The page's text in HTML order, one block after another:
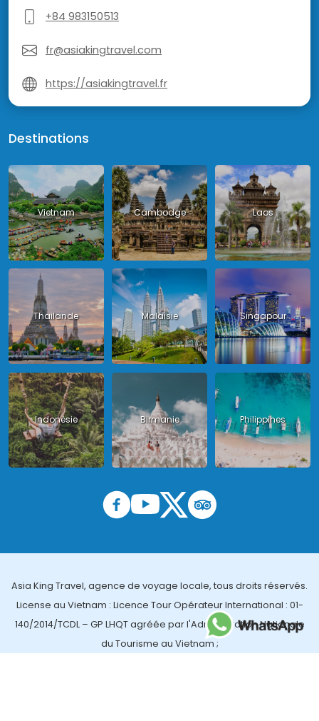
+84 983150513
fr@asiakingtravel.com
https://asiakingtravel.fr
Destinations
Vietnam Cambodge Laos
Thailande Malaisie Singapour
Indonésie Birmanie Philippines
Asia King Travel, agence de voyage locale, tous droits réservés.
License au Vietnam : Licence Tour Opérateur International : 01-
140/2014/TCDL – GP LHQT agréée par l'Administration Nationale
du Tourisme au Vietnam ;